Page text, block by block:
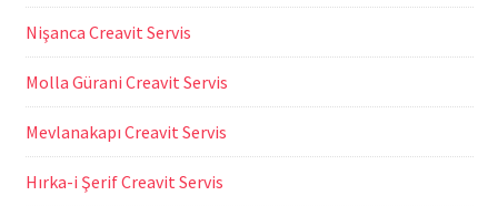
Nişanca Creavit Servis
Molla Gürani Creavit Servis
Mevlanakapı Creavit Servis
Hırka-i Şerif Creavit Servis